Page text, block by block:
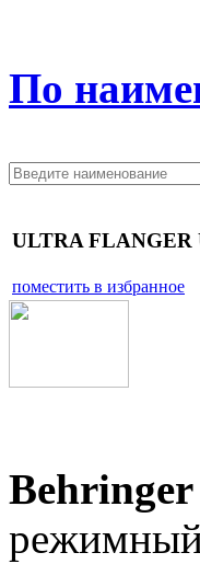
По
ULTRA FLANGER
поместить в избранное
Behringer